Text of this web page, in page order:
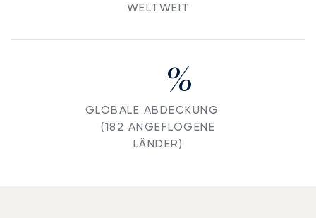
WELTWEIT
%
GLOBALE ABDECKUNG
(182 ANGEFLOGENE
LÄNDER)